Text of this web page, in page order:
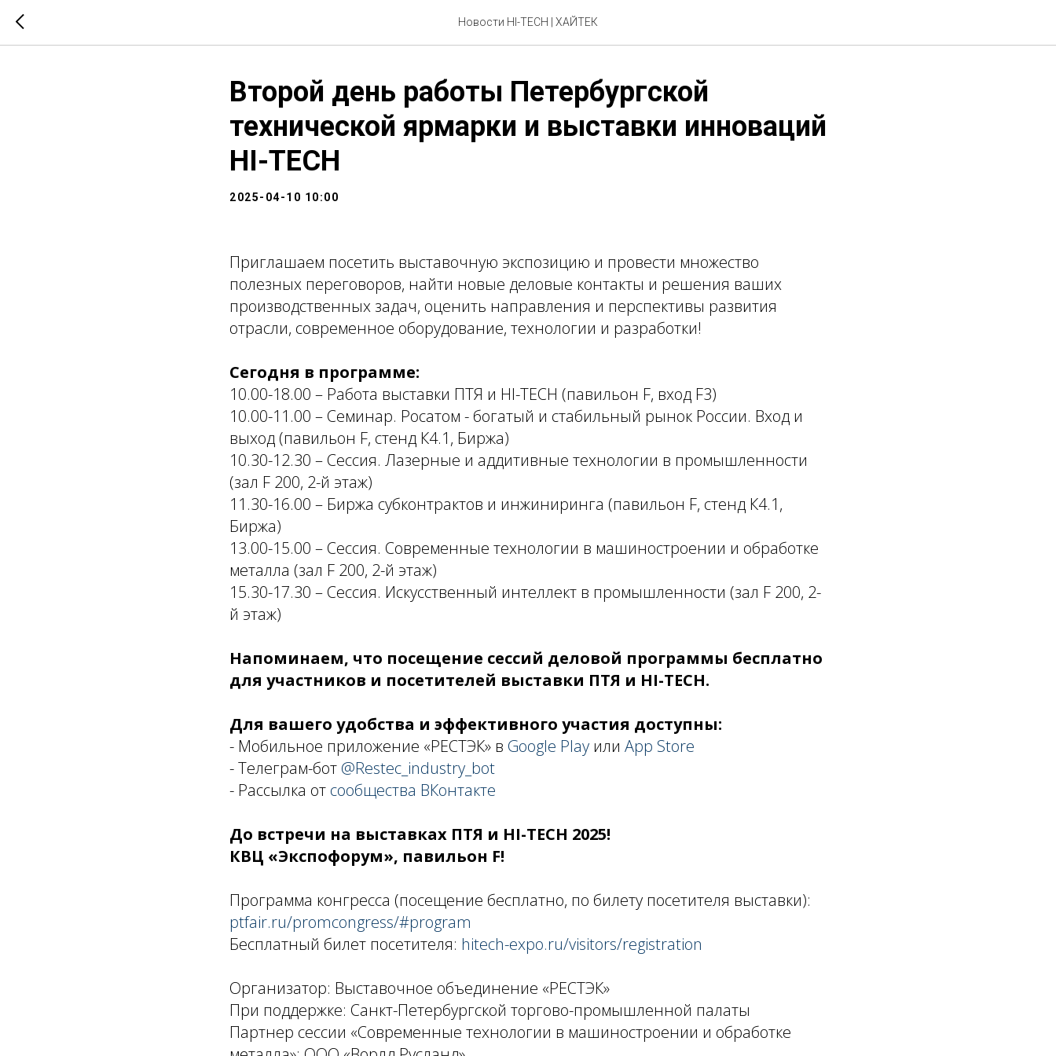
Новости HI-TECH | ХАЙТЕК
Второй день работы Петербургской
технической ярмарки и выставки инноваций
HI-TECH
2025-04-10 10:00
Приглашаем посетить выставочную экспозицию и провести множество
полезных переговоров, найти новые деловые контакты и решения ваших
производственных задач, оценить направления и перспективы развития
отрасли, современное оборудование, технологии и разработки!
Сегодня в программе:
10.00-18.00 – Работа выставки ПТЯ и HI-TECH (павильон F, вход F3)
10.00-11.00 – Семинар. Росатом - богатый и стабильный рынок России. Вход и
выход (павильон F, стенд К4.1, Биржа)
10.30-12.30 – Сессия. Лазерные и аддитивные технологии в промышленности
(зал F 200, 2-й этаж)
11.30-16.00 – Биржа субконтрактов и инжиниринга (павильон F, стенд К4.1,
Биржа)
13.00-15.00 – Сессия. Современные технологии в машиностроении и обработке
металла (зал F 200, 2-й этаж)
15.30-17.30 – Сессия. Искусственный интеллект в промышленности (зал F 200, 2-
й этаж)
Напоминаем, что посещение сессий деловой программы бесплатно
для участников и посетителей выставки ПТЯ и HI-TECH.
Для вашего удобства и эффективного участия доступны:
- Мобильное приложение «РЕСТЭК» в Google Play или App Store
- Телеграм-бот @Restec_industry_bot
- Рассылка от сообщества ВКонтакте
До встречи на выставках ПТЯ и HI-TECH 2025!
КВЦ «Экспофорум», павильон F!
Программа конгресса (посещение бесплатно, по билету посетителя выставки):
ptfair.ru/promcongress/#program
Бесплатный билет посетителя: hitech-expo.ru/visitors/registration
Организатор: Выставочное объединение «РЕСТЭК»
При поддержке: Санкт-Петербургской торгово-промышленной палаты
Партнер сессии «Современные технологии в машиностроении и обработке